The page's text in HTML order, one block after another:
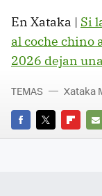
En Xataka | Si
al coche chino
2026 dejan
FACEBOOK
TWITTER
E-
TEMAS Xataka